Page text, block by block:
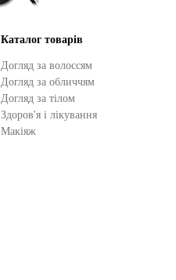
Каталог товарів
Догляд за волоссям
Догляд за обличчям
Догляд за тілом
Здоров'я і лікування
Макіяж